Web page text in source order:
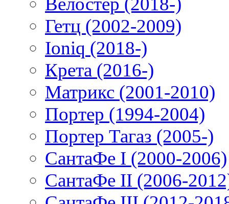
Гетц (2002-2009)
Ioniq (2018-)
Крета (2016-)
Матрикс (2001-2010)
Портер (1994-2004)
Портер Тагаз (2005-)
СантаФе I (2000-2006)
СантаФе II (2006-